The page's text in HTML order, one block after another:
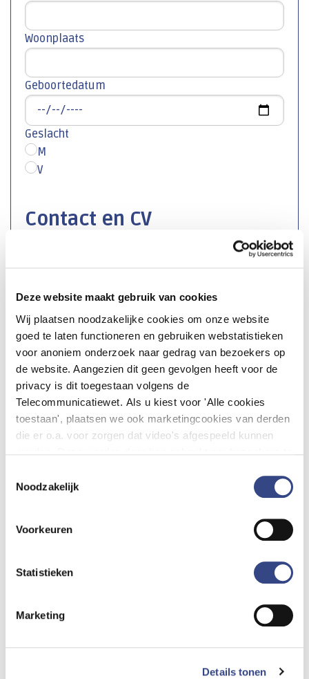
Deze website maakt gebruik van cookies
Wij plaatsen noodzakelijke cookies om onze website
goed te laten functioneren en gebruiken webstatistieken
voor anoniem onderzoek naar gedrag van bezoekers op
de website. Aangezien dit geen gevolgen heeft voor de
privacy is dit toegestaan volgens de
Telecommunicatiewet. Als u kiest voor 'Alle cookies
toestaan', plaatsen we ook marketingcookies van derden
die er o.a. voor zorgen dat video's afgespeeld kunnen
is advertenties weergeven die relevant zijn voor de
onderaan de pagina.
Noodzakelijk
Voorkeuren
Statistieken
Marketing
Details tonen
Woonplaats
Geboortedatum
Geslacht
M
V
Contact en CV
Telefoon *
LinkedIn profiel link
Salarisindicatie
CV *
Motivatiebrief
Ik ga akkoord met de privacy policy.
Nadat je op versturen klikt, ontvang je een